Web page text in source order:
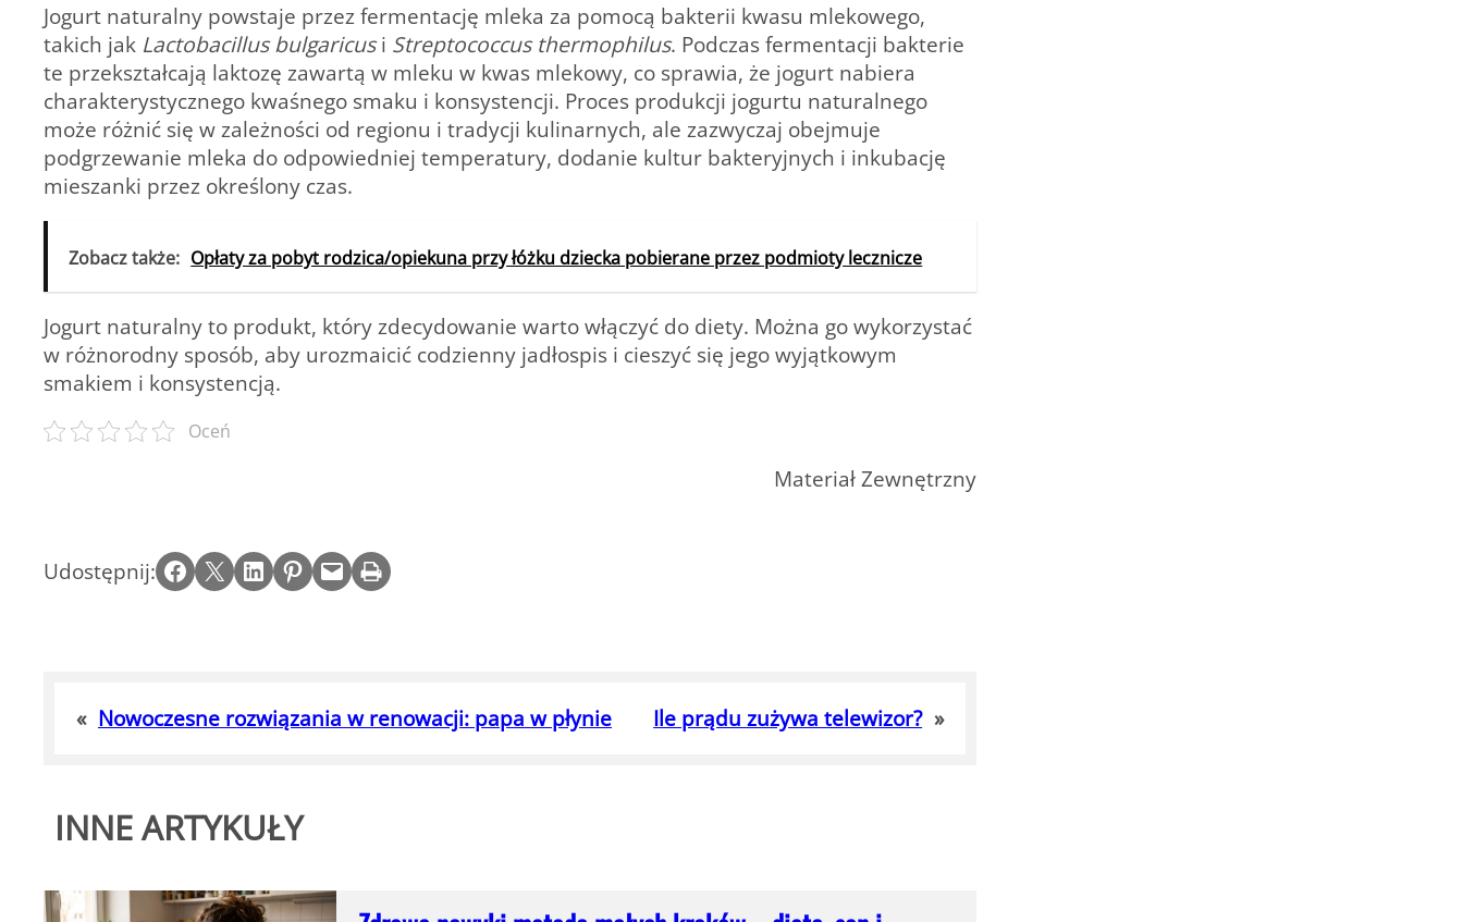
Jogurt naturalny powstaje przez fermentację mleka za pomocą bakterii kwasu mlekowego,
takich jak Lactobacillus bulgaricusi Streptococcus thermophilus. Podczas fermentacji bakterie
te przekształcają laktozę zawartą w mleku w kwas mlekowy, co sprawia, że jogurt nabiera
charakterystycznego kwaśnego smaku i konsystencji. Proces produkcji jogurtu naturalnego
może różnić się w zależności od regionu i tradycji kulinarnych, ale zazwyczaj obejmuje
podgrzewanie mleka do odpowiedniej temperatury, dodanie kultur bakteryjnych i inkubację
mieszanki przez określony czas.
Zobacz także: Opłaty za pobyt rodzica/opiekuna przy łóżku dziecka pobierane przez podmioty lecznicze
Jogurt naturalny to produkt, który zdecydowanie warto włączyć do diety. Można go wykorzystać
w różnorodny sposób, aby urozmaicić codzienny jadłospis i cieszyć się jego wyjątkowym
smakiem i konsystencją.
Oceń
Materiał Zewnętrzny
Udostępnij: Share on Facebook Email this Page Share on LinkedIn Share on Pinterest Email this Page Print this Page
« Nowoczesne rozwiązania w renowacji: papa w płynie Ile prądu zużywa telewizor? »
INNE ARTYKUŁY